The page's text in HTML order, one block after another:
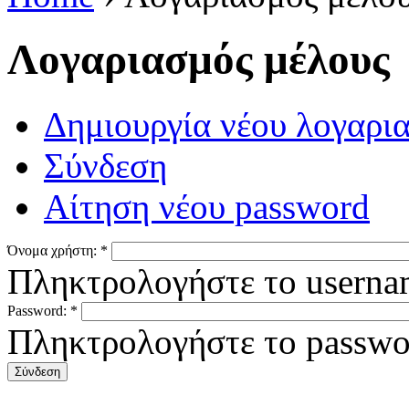
Λογαριασμός μέλους
Δημιουργία νέου
Σύνδεση
Αίτηση νέου password
Όνομα χρήστη: *
Πληκτρολογήστε το
Password: *
Πληκτρολογήστε το